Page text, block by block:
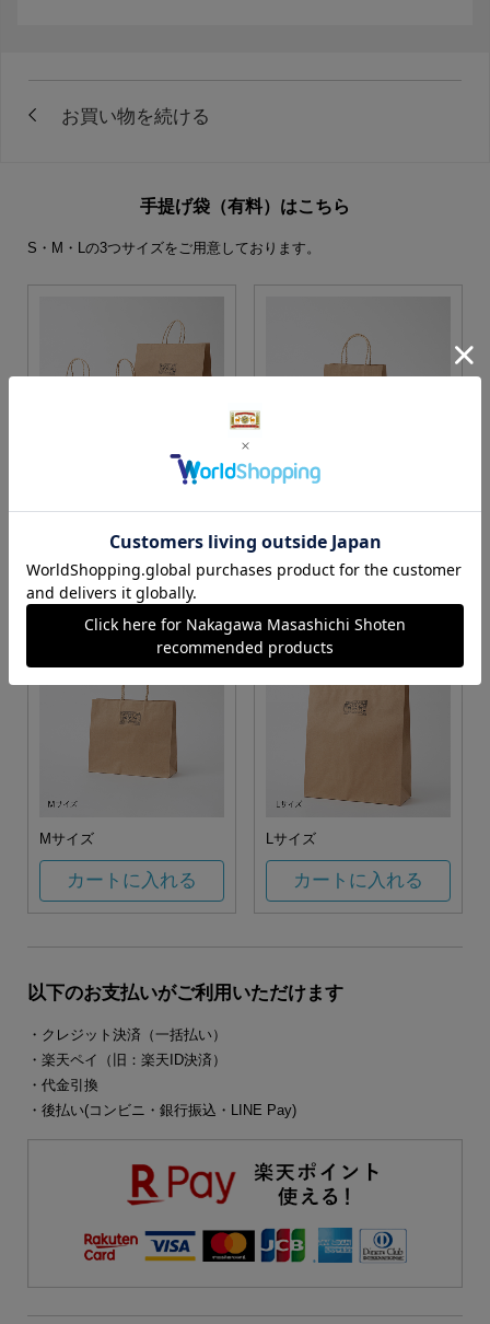
手提げ袋（有料）はこちら
S・M・Lの3つサイズをご用意しております。
カートに入れる カートに入れる
Mサイズ
カートに入れる
Lサイズ
カートに入れる
以下のお支払いがご利用いただけます
・クレジット決済（一括払い）
・楽天ペイ（旧：楽天ID決済）
・代金引換
・後払い(コンビニ・銀行振込・LINE Pay)